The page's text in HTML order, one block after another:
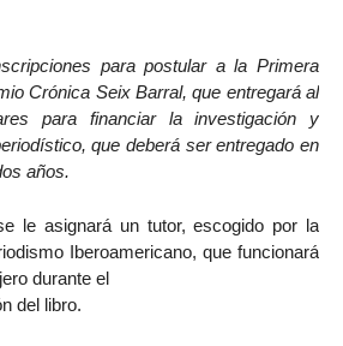
para postular a la Primera
Crónica Seix Barral, que entregará al
para financiar la investigación y
que deberá ser entregado en
años.
le asignará un tutor, escogido por la
Iberoamericano, que funcionará
durante el
del libro.